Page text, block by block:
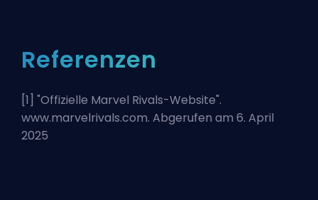
Referenzen
[1] "Offizielle Marvel Rivals-Website".
www.marvelrivals.com. Abgerufen am 6. April
2025